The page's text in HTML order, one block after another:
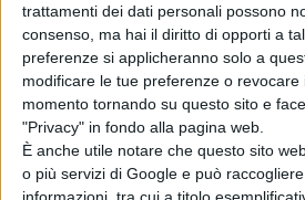
trattamenti dei dati personali possono
consenso, ma hai il diritto di opporti a
preferenze si applicheranno solo a
modificare le tue preferenze o
momento tornando su questo sito e
"Privacy" in fondo alla pagina web.
È anche utile notare che questo sito
o più servizi di Google e può
informazioni, tra cui a titolo
frammentazione e i personalismi
centro destra nonostante si dica il
in questi anni non c'è stato un
costruttivo, con proposte
scena politica del capoluogo